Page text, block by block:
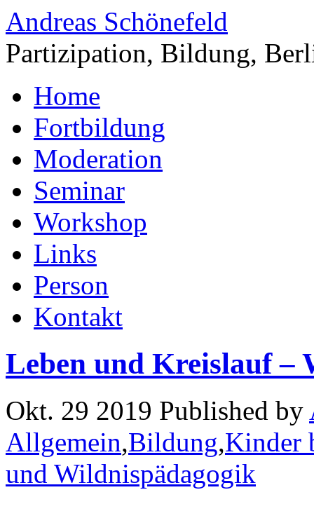
Andreas Schönefeld
Partizipation, Bildung,
Home
Fortbildung
Moderation
Seminar
Workshop
Links
Person
Kontakt
Leben und Kreislauf –
Okt. 29 2019 Published by
Allgemein,Bildung,Kinder
und Wildnispädagogik